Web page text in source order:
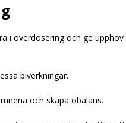
i överdosering och ge
biverkningar.
och skapa obalans.